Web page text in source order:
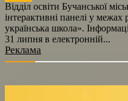
Відділ освіти Бучанської
інтерактивні панелі у межах
українська школа».
31 липня в електронній...
Реклама